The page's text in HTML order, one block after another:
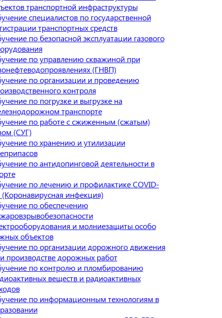
транспортной инфраструктуры
специалистов по государственной
транспортных средств
по безопасной эксплуатации газового
по управлению скважиной при
(ГНВП)
по организации и проведению
контроля
по погрузке и выгрузке на
транспорте
по работе с сжиженным (сжатым)
(СУГ)
по хранению и утилизации
по антидопинговой деятельности в
по лечению и профилактике COVID-
инфекция)
по обеспечению
и молниезащиты особо
объектов
по организации дорожного движения
производстве дорожных работ
по контролю и пломбированию
веществ и радиоактивных
по информационным технологиям в